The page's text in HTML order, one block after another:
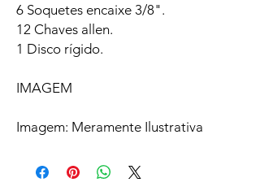
6 Soquetes encaixe 3/8".
12 Chaves allen.
1 Disco rígido.
IMAGEM
Imagem: Meramente Ilustrativa